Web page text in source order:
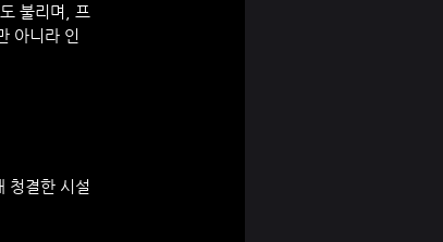
불리며, 프
아니라 인
청결한 시설